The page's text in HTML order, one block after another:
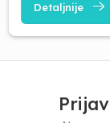
Detaljnije